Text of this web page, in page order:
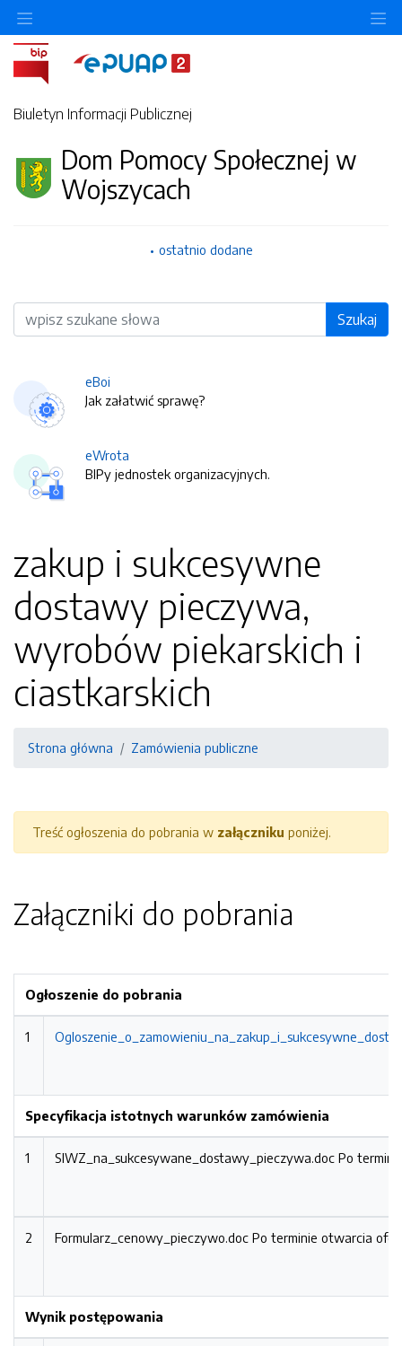
Biuletyn Informacji Publicznej
Dom Pomocy Społecznej w
Wojszycach
ostatnio dodane
Wyszukiwarka Szukaj
eBoi
Jak załatwić sprawę?
eWrota
BIPy jednostek organizacyjnych.
zakup i sukcesywne
dostawy pieczywa,
wyrobów piekarskich i
ciastkarskich
Strona główna Zamówienia publiczne
Treść ogłoszenia do pobrania w załączniku poniżej.
Załączniki do pobrania
Ogłoszenie do pobrania
1
Specyfikacja istotnych warunków zamówienia
1 SIWZ_na_sukcesywane_dostawy_pieczywa.doc Po
2 Formularz_cenowy_pieczywo.doc Po terminie otwarcia
Wynik postępowania